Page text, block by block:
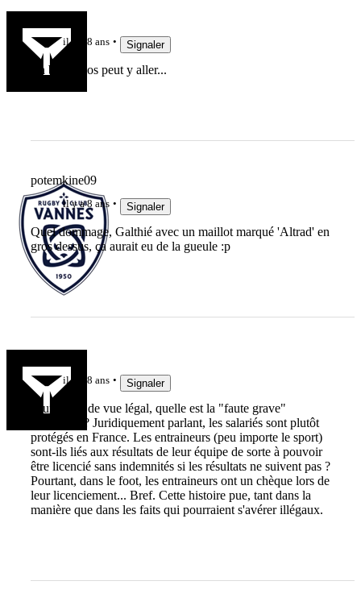
il y a 8 ans Signaler
Eh ben Urios peut y aller...
potemkine09
il y a 8 ans Signaler
Quel dommage, Galthié avec un maillot marqué 'Altrad' en
gros dessus, ça aurait eu de la gueule :p
il y a 8 ans Signaler
D'un point de vue légal, quelle est la "faute grave"
reprochée ? Juridiquement parlant, les salariés sont plutôt
protégés en France. Les entraineurs (peu importe le sport)
sont-ils liés aux résultats de leur équipe de sorte à pouvoir
être licencié sans indemnités si les résultats ne suivent pas ?
Pourtant, dans le foot, les entraineurs ont un chèque lors de
leur licenciement... Bref. Cette histoire pue, tant dans la
manière que dans les faits qui pourraient s'avérer illégaux.